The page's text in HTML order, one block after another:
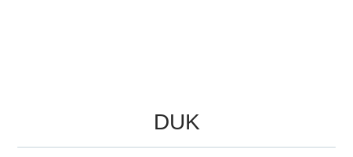
DUK